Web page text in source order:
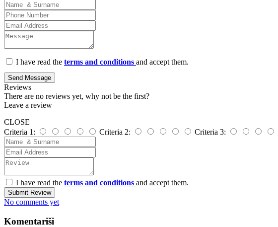
I have read the terms and conditions and accept them.
Send Message
Reviews
There are no reviews yet, why not be the first?
Leave a review
CLOSE
Criteria 1:
Criteria 2: Criteria 3:
I have read the terms and conditions and accept them.
Submit Review
No comments yet
Komentariši